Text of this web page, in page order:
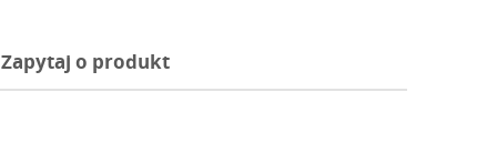
Zapytaj o produkt